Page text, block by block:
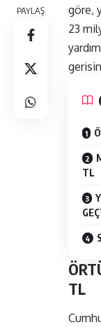
PAYLAŞ
göre,
23
TL
TL